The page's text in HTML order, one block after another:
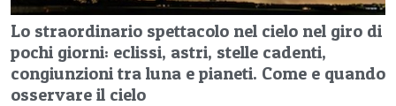
Lo straordinario spettacolo nel cielo nel giro di
pochi giorni: eclissi, astri, stelle cadenti,
congiunzioni tra luna e pianeti. Come e quando
osservare il cielo